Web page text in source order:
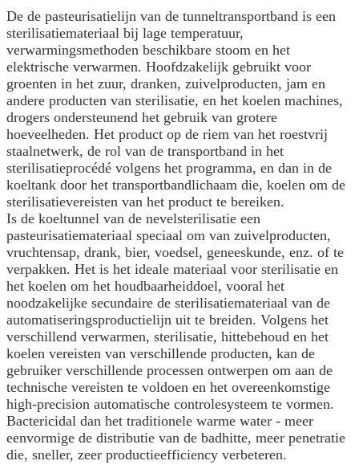
De de pasteurisatielijn van de tunneltransportband is een
sterilisatiemateriaal bij lage temperatuur,
verwarmingsmethoden beschikbare stoom en het
elektrische verwarmen. Hoofdzakelijk gebruikt voor
groenten in het zuur, dranken, zuivelproducten, jam en
andere producten van sterilisatie, en het koelen machines,
drogers ondersteunend het gebruik van grotere
hoeveelheden. Het product op de riem van het roestvrij
staalnetwerk, de rol van de transportband in het
sterilisatieprocédé volgens het programma, en dan in de
koeltank door het transportbandlichaam die, koelen om de
sterilisatievereisten van het product te bereiken.
Is de koeltunnel van de nevelsterilisatie een
pasteurisatiemateriaal speciaal om van zuivelproducten,
vruchtensap, drank, bier, voedsel, geneeskunde, enz. of te
verpakken. Het is het ideale materiaal voor sterilisatie en
het koelen om het houdbaarheiddoel, vooral het
noodzakelijke secundaire de sterilisatiemateriaal van de
automatiseringsproductielijn uit te breiden. Volgens het
verschillend verwarmen, sterilisatie, hittebehoud en het
koelen vereisten van verschillende producten, kan de
gebruiker verschillende processen ontwerpen om aan de
technische vereisten te voldoen en het overeenkomstige
high-precision automatische controlesysteem te vormen.
Bactericidal dan het traditionele warme water - meer
eenvormige de distributie van de badhitte, meer penetratie
die, sneller, zeer productieefficiency verbeteren.